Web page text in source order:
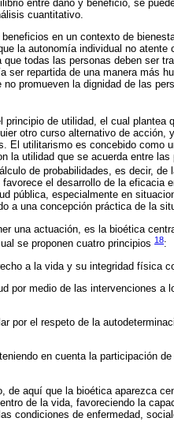
entre daño y beneficio, se
cuantitativo.
en un contexto de
la autonomía individual no atente
todas las personas deben ser
repartida de una manera más
promueven la dignidad de las
principio de utilidad, el cual plantea
otro curso alternativo de acción,
El utilitarismo es concebido como
la utilidad que se acuerda entre las
de probabilidades, es decir, de
el desarrollo de la eficacia
pública, especialmente en
a una concepción práctica de la
una actuación, es la bioética
se proponen cuatro principios 18:
a la vida y su integridad física
por medio de las intervenciones a
por el respeto de la
en cuenta la participación
aquí que la bioética aparezca
de la vida, favoreciendo la
condiciones de enfermedad,